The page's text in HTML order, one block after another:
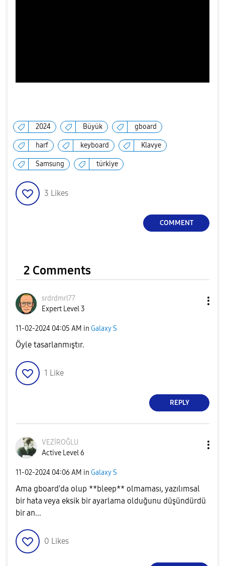
2024 Büyük gboard
harf keyboard Klavye
Samsung türkiye
3 Likes
COMMENT
2 Comments
srdrdmrl77
Expert Level 3
‎11-02-2024 04:05 AM in Galaxy S
Öyle tasarlanmıştır.
1 Like
REPLY
VEZİROĞLU
Active Level 6
‎11-02-2024 04:06 AM in Galaxy S
Ama gboard'da olup **bleep** olmaması, yazılımsal
bir hata veya eksik bir ayarlama olduğunu düşündürdü
bir an...
0 Likes